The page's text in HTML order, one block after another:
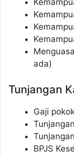
ada)
Tunjangan
Gaji
BPJS